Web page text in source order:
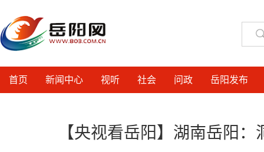
首页 新闻中心 视听 社会 问政 岳阳发布
【央视看岳阳】湖南岳阳